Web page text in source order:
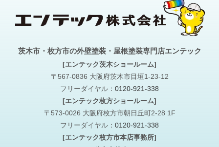
茨木市・枚方市の外壁塗装・屋根塗装専門店エンテック
[エンテック茨木ショールーム]
〒567-0836 大阪府茨木市目垣1-23-12
フリーダイヤル： 0120-921-338
[エンテック枚方ショールーム]
〒573-0026 大阪府枚方市朝日丘町2-28 1F
フリーダイヤル： 0120-921-338
[エンテック枚方市本店事務所]